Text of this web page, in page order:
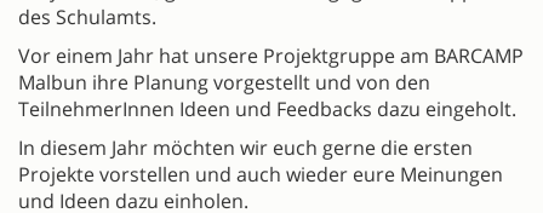
des Schulamts.
Vor einem Jahr hat unsere Projektgruppe am BARCAMP
Malbun ihre Planung vorgestellt und von den
TeilnehmerInnen Ideen und Feedbacks dazu eingeholt.
In diesem Jahr möchten wir euch gerne die ersten
Projekte vorstellen und auch wieder eure Meinungen
und Ideen dazu einholen.